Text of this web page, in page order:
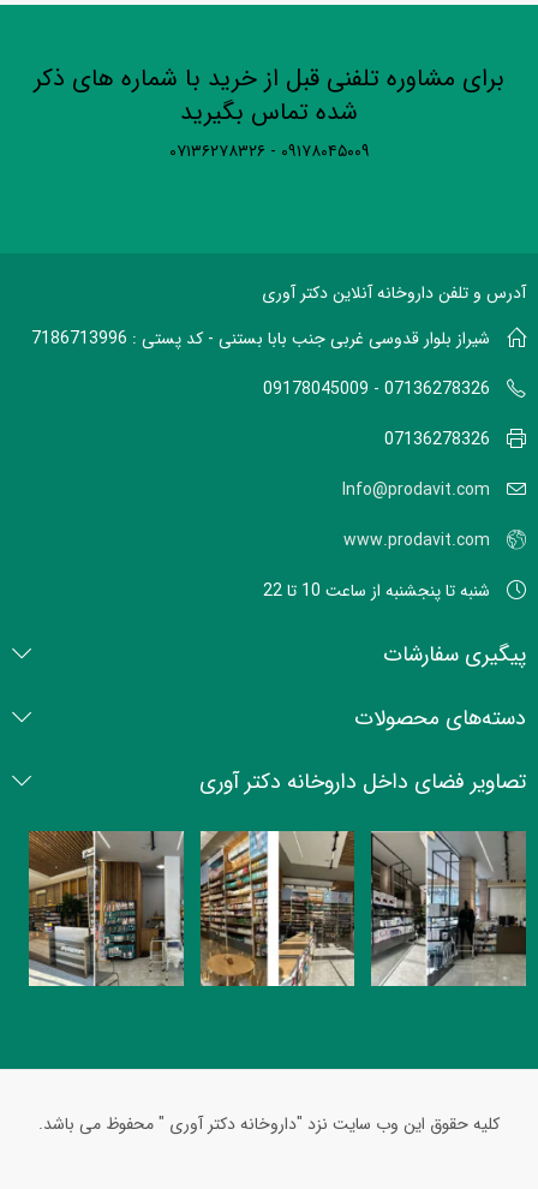
برای مشاوره تلفنی قبل از خرید با شماره های ذکر
شده تماس بگیرید
۰۹۱۷۸۰۴۵۰۰۹ - ۰۷۱۳۶۲۷۸۳۲۶
آدرس و تلفن داروخانه آنلاین دکتر آوری
شیراز بلوار قدوسی غربی جنب بابا بستنی - کد پستی : 7186713996
07136278326 - 09178045009
07136278326
Info@prodavit.com
www.prodavit.com
شنبه تا پنجشنبه از ساعت 10 تا 22
پیگیری سفارشات
دسته‌های محصولات
تصاویر فضای داخل داروخانه دکتر آوری
کلیه حقوق این وب سایت نزد "داروخانه دکتر آوری " محفوظ می باشد.